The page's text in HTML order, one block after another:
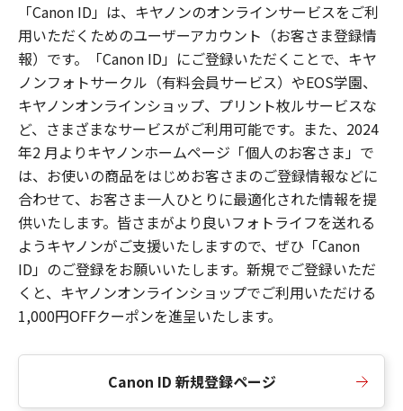
「Canon ID」は、キヤノンのオンラインサービスをご利
用いただくためのユーザーアカウント（お客さま登録情
報）です。「Canon ID」にご登録いただくことで、キヤ
ノンフォトサークル（有料会員サービス）やEOS学園、
キヤノンオンラインショップ、プリント枚ルサービスな
ど、さまざまなサービスがご利用可能です。また、2024
年2 月よりキヤノンホームページ「個人のお客さま」で
は、お使いの商品をはじめお客さまのご登録情報などに
合わせて、お客さま一人ひとりに最適化された情報を提
供いたします。皆さまがより良いフォトライフを送れる
ようキヤノンがご支援いたしますので、ぜひ「Canon
ID」のご登録をお願いいたします。新規でご登録いただ
くと、キヤノンオンラインショップでご利用いただける
1,000円OFFクーポンを進呈いたします。
Canon ID 新規登録ページ